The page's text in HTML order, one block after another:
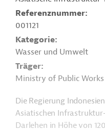
Referenznummer
001121
Kategorie
Wasser und Umwelt
Träger
Ministry of Public Works
Die Regierung
Asiatischen
Darlehen in Höhe von